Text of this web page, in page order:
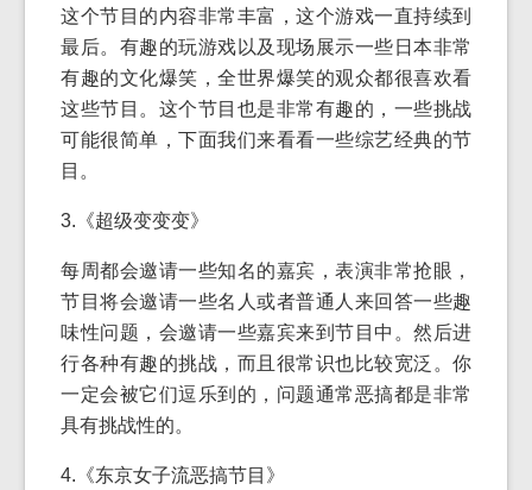
这个节目的内容非常丰富，这个游戏一直持续到
最后。有趣的玩游戏以及现场展示一些日本非常
有趣的文化爆笑，全世界爆笑的观众都很喜欢看
这些节目。这个节目也是非常有趣的，一些挑战
可能很简单，下面我们来看看一些综艺经典的节
目。
3.《超级变变变》
每周都会邀请一些知名的嘉宾，表演非常抢眼，
节目将会邀请一些名人或者普通人来回答一些趣
味性问题，会邀请一些嘉宾来到节目中。然后进
行各种有趣的挑战，而且很常识也比较宽泛。你
一定会被它们逗乐到的，问题通常恶搞都是非常
具有挑战性的。
4.《东京女子流恶搞节目》